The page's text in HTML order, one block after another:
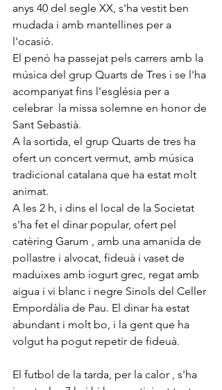
anys 40 del segle XX, s'ha vestit ben
mudada i amb mantellines per a
l'ocasió.
El penó ha passejat pels carrers amb la
música del grup Quarts de Tres i se l'ha
acompanyat fins l'església per a
celebrar  la missa solemne en honor de
Sant Sebastià.
A la sortida, el grup Quarts de tres ha
ofert un concert vermut, amb música
tradicional catalana que ha estat molt
animat.
A les 2 h, i dins el local de la Societat
s'ha fet el dinar popular, ofert pel
catèring Garum , amb una amanida de
pollastre i alvocat, fideuà i vaset de
maduixes amb iogurt grec, regat amb
aigua i vi blanc i negre Sinols del Celler
Empordàlia de Pau. El dinar ha estat
abundant i molt bo, i la gent que ha
volgut ha pogut repetir de fideuà.
El futbol de la tarda, per la calor , s'ha